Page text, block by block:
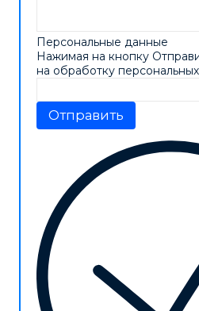
Персональные данные
Нажимая на кнопку
на обработку
Отправить